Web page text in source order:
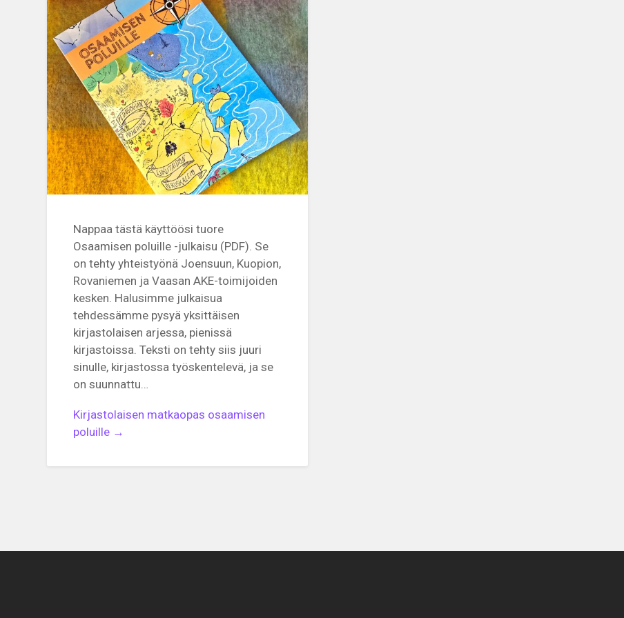
Nappaa tästä käyttöösi tuore
Osaamisen poluille -julkaisu (PDF). Se
on tehty yhteistyönä Joensuun, Kuopion,
Rovaniemen ja Vaasan AKE-toimijoiden
kesken. Halusimme julkaisua
tehdessämme pysyä yksittäisen
kirjastolaisen arjessa, pienissä
kirjastoissa. Teksti on tehty siis juuri
sinulle, kirjastossa työskentelevä, ja se
on suunnattu…
Kirjastolaisen matkaopas osaamisen
poluille →